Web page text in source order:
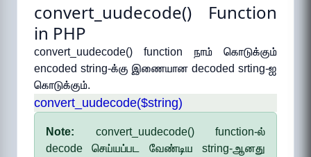
convert_uudecode() Function
in PHP
convert_uudecode() function நாம் கொடுக்கும்
encoded string-க்கு இணையான decoded srting-ஐ
கொடுக்கும்.
convert_uudecode($string)
Note: convert_uudecode() function-ல்
decode செய்யப்பட வேண்டிய string-ஆனது